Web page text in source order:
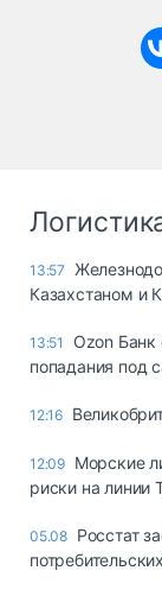
13:57
Казахстаном и
13:51
Ozon Банк
попадания под
12:16
12:09 Морские
риски на линии
05.08 Росстат